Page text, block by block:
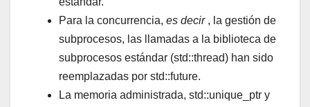
Para la concurrencia, es decir, la gestión de
subprocesos, las llamadas a la biblioteca de
subprocesos estándar (std::thread) han sido
reemplazadas por std::future.
La memoria administrada, std::unique_ptr y